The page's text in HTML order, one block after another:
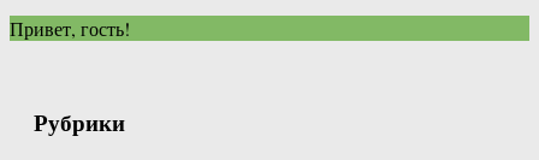
Привет, гость!
Рубрики